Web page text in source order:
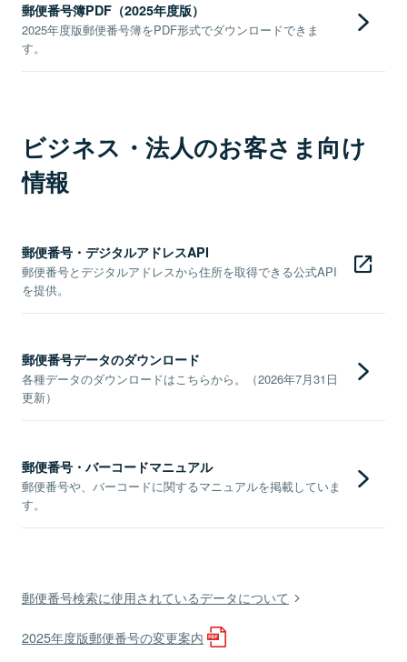
郵便番号簿PDF（2025年度版）
2025年度版郵便番号簿をPDF形式でダウンロードできま
す。
ビジネス・法人のお客さま向け
情報
郵便番号・デジタルアドレスAPI
郵便番号とデジタルアドレスから住所を取得できる公式API
を提供。
郵便番号データのダウンロード
各種データのダウンロードはこちらから。（2026年7月31日
更新）
郵便番号・バーコードマニュアル
郵便番号や、バーコードに関するマニュアルを掲載していま
す。
郵便番号検索に使用されているデータについて
2025年度版郵便番号の変更案内